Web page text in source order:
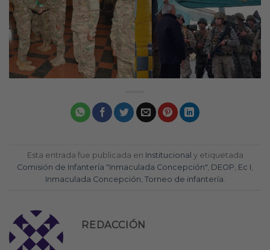
Esta entrada fue publicada en Institucional y etiquetada
Comisión de Infantería "Inmaculada Concepción" DEOP Ec I
Inmaculada Concepción Torneo de infantería
REDACCIÓN